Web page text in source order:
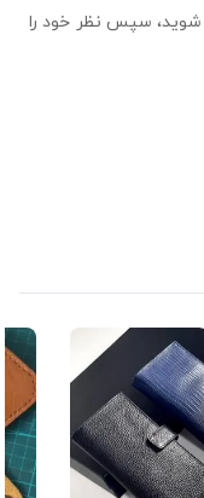
شوید، سپس نظر خود را